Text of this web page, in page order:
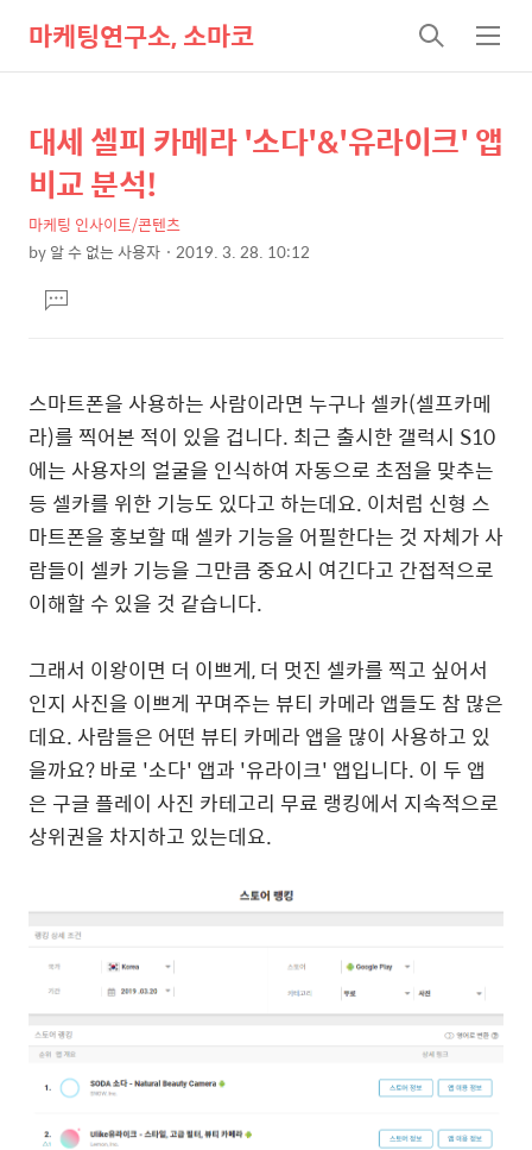
마케팅연구소, 소마코
검
색
메
뉴
상
세
텐
본
문
제
목
대세 셀피 카메라 '소다'&'유라이크' 앱
비교 분석!
마케팅 인사이트/콘텐츠
by알 수 없는 사용자 2019. 3. 28. 10:12
문댓
글
스마트폰을 사용하는 사람이라면 누구나 셀카(셀프카메
라)를 찍어본 적이 있을 겁니다. 최근 출시한 갤럭시 S10
에는 사용자의 얼굴을 인식하여 자동으로 초점을 맞추는
등 셀카를 위한 기능도 있다고 하는데요. 이처럼 신형 스
마트폰을 홍보할 때 셀카 기능을 어필한다는 것 자체가 사
람들이 셀카 기능을 그만큼 중요시 여긴다고 간접적으로
이해할 수 있을 것 같습니다.
그래서 이왕이면 더 이쁘게,더 멋진 셀카를 찍고 싶어서
인지 사진을 이쁘게 꾸며주는 뷰티 카메라 앱들도 참 많은
데요. 사람들은 어떤 뷰티 카메라 앱을 많이 사용하고 있
을까요?바로 '소다' 앱과 '유라이크' 앱입니다. 이 두 앱
은 구글 플레이 사진 카테고리 무료 랭킹에서 지속적으로
상위권을 차지하고 있는데요.